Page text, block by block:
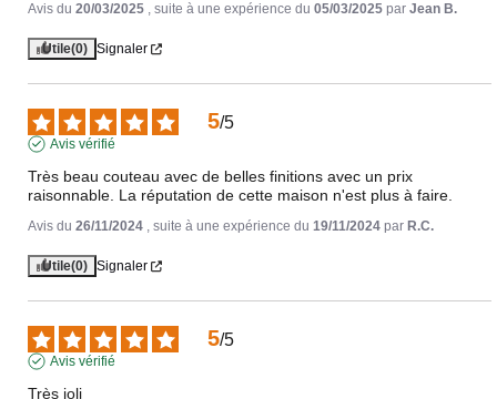
Avis du 20/03/2025 , suite à une expérience du 05/03/2025 par Jean B.
Utile(0) Signaler
5/5
Avis vérifié
Très beau couteau avec de belles finitions avec un prix
raisonnable. La réputation de cette maison n'est plus à faire.
Avis du 26/11/2024 , suite à une expérience du 19/11/2024 par R.C.
Utile(0) Signaler
5/5
Avis vérifié
Très joli